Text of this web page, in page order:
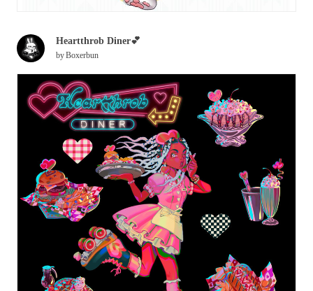
Heartthrob Diner💕
byBoxerbun